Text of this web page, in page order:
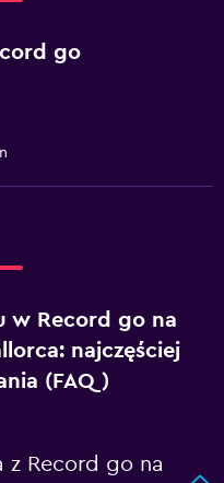
go
w Record go na
najczęściej
(FAQ)
z Record go na